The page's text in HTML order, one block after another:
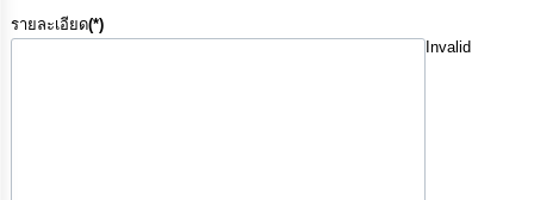
รายละเอียด(*)
Invalid